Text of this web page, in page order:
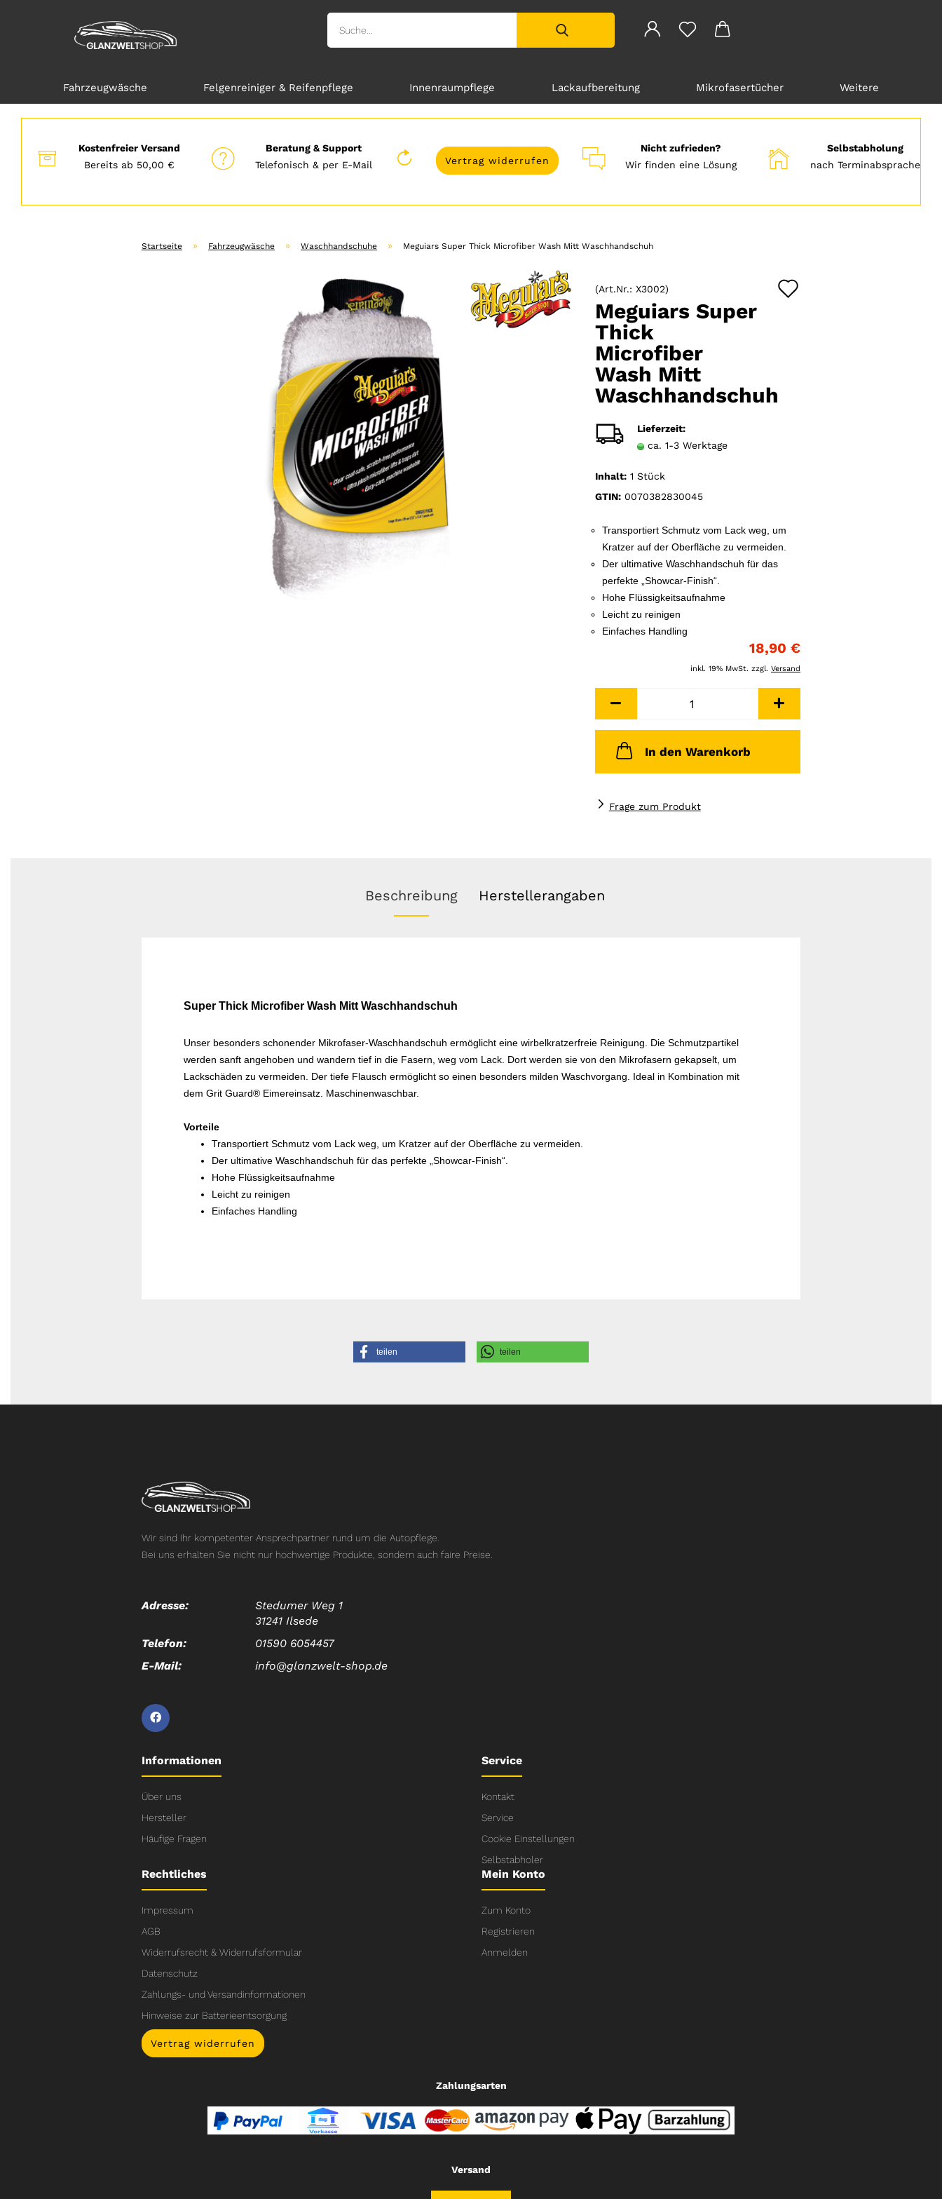
zum
Fahrzeugwäsche Felgenreiniger & Reifenpflege Innenraumpflege Lackaufbereitung Mikrofasertücher Weitere
Kostenfreier Versand
Bereits ab 50,00 €
Beratung & Support
Telefonisch & per E-Mail
Vertrag widerrufen
Nicht zufrieden?
Wir finden eine Lösung
Selbstabholung
nach Terminabsprache
Startseite » Fahrzeugwäsche » Waschhandschuhe » Meguiars Super Thick Microfiber Wash Mitt Waschhandschuh
(Art.Nr.: X3002)
Meguiars Super
Thick
Microfiber
Wash Mitt
Waschhandschuh
Lieferzeit:
ca. 1-3 Werktage
Inhalt: 1 Stück
GTIN:0070382830045
Transportiert Schmutz vom Lack weg, um
Kratzer auf der Oberfläche zu vermeiden.
Der ultimative Waschhandschuh für das
perfekte „Showcar-Finish“.
Hohe Flüssigkeitsaufnahme
Leicht zu reinigen
Einfaches Handling
18,90 €
inkl. 19% MwSt. zzgl. Versand
In den Warenkorb
Frage zum Produkt
Beschreibung Herstellerangaben
Super Thick Microfiber Wash Mitt Waschhandschuh
Unser besonders schonender Mikrofaser-Waschhandschuh ermöglicht eine wirbelkratzerfreie Reinigung. Die Schmutzpartikel
werden sanft angehoben und wandern tief in die Fasern, weg vom Lack. Dort werden sie von den Mikrofasern gekapselt, um
Lackschäden zu vermeiden. Der tiefe Flausch ermöglicht so einen besonders milden Waschvorgang. Ideal in Kombination mit
dem Grit Guard® Eimereinsatz. Maschinenwaschbar.
Vorteile
Transportiert Schmutz vom Lack weg, um Kratzer auf der Oberfläche zu vermeiden.
Der ultimative Waschhandschuh für das perfekte „Showcar-Finish“.
Hohe Flüssigkeitsaufnahme
Leicht zu reinigen
Einfaches Handling
teilen teilen
Wir sind Ihr kompetenter Ansprechpartner rund um die Autopflege.
Bei uns erhalten Sie nicht nur hochwertige Produkte, sondern auch faire Preise.
Adresse:
Stedumer Weg 1
31241 Ilsede
Telefon:
01590 6054457
E-Mail:
info@glanzwelt-shop.de
Informationen
Über uns
Hersteller
Häufige Fragen
Service
Kontakt
Service
Cookie Einstellungen
Selbstabholer
Rechtliches
Impressum
AGB
Widerrufsrecht & Widerrufsformular
Datenschutz
Zahlungs- und Versandinformationen
Hinweise zur Batterieentsorgung
Vertrag widerrufen
Mein Konto
Zum Konto
Registrieren
Anmelden
Zahlungsarten
Versand